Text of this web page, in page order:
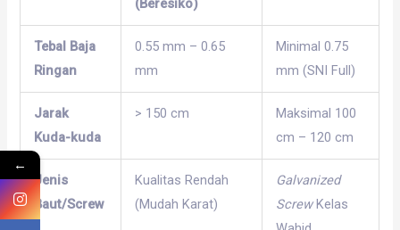
(Beresiko)
Tebal Baja
Ringan
0.55 mm – 0.65
mm
Minimal 0.75
mm (SNI Full)
Jarak
Kuda-kuda
> 150 cm
Maksimal 100
cm – 120 cm
Jenis
Baut/Screw
Kualitas Rendah
(Mudah Karat)
Galvanized
ScrewKelas
←